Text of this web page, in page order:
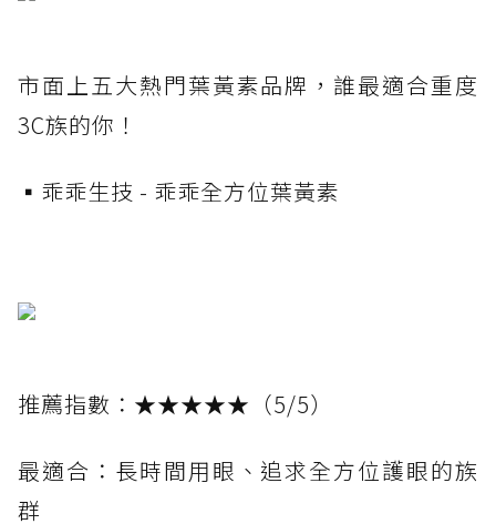
市面上五大熱門葉黃素品牌，誰最適合重度
3C族的你！
▪️乖乖生技 - 乖乖全方位葉黃素
推薦指數：★★★★★（5/5）
最適合：長時間用眼、追求全方位護眼的族
群